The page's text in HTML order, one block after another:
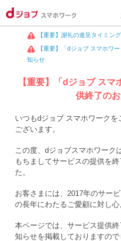
【重要】謝礼の進呈タイミン
【重要】「dジョブ スマホワ
知らせ
【重要】「dジョブ ス
供終了の
いつもdジョブ スマホワークを
ございます。
この度、dジョブスマホワーク
もちましてサービスの提供を
た。
お客さまには、2017年のサー
の長年にわたるご愛顧に対し心
本ページでは、サービス提供
知らせを掲載しておりますの